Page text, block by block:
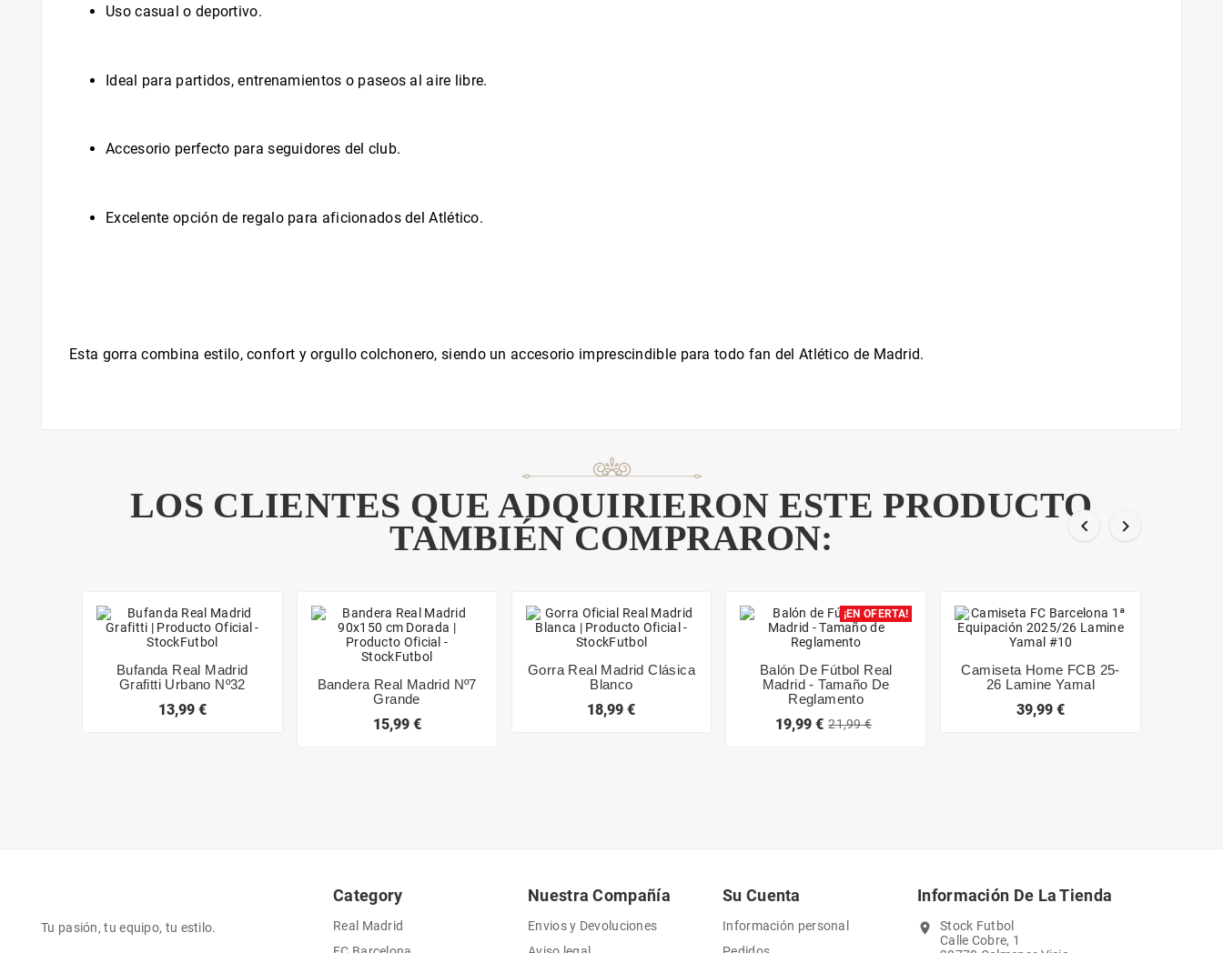
Uso casual o deportivo.
Ideal para partidos, entrenamientos o paseos al aire libre.
Accesorio perfecto para seguidores del club.
Excelente opción de regalo para aficionados del Atlético.
Esta gorra combina estilo, confort y orgullo colchonero, siendo un accesorio imprescindible para todo fan del Atlético de Madrid.
LOS CLIENTES QUE ADQUIRIERON ESTE PRODUCTO
TAMBIÉN COMPRARON:
 
Bufanda Real Madrid
Grafitti Urbano Nº32
13,99 €
Bandera Real Madrid Nº7
Grande
15,99 €
Gorra Real Madrid Clásica
Blanco
18,99 €
¡EN OFERTA!
Balón De Fútbol Real
Madrid - Tamaño De
Reglamento
19,99 € 21,99 €
Camiseta Home FCB 25-
26 Lamine Yamal
39,99 €
Tu pasión, tu equipo, tu estilo.
Category
Real Madrid
Nuestra Compañía
Envios y Devoluciones
Su Cuenta
Información personal
Información De La Tienda
location_on
Stock Futbol
Calle Cobre, 1